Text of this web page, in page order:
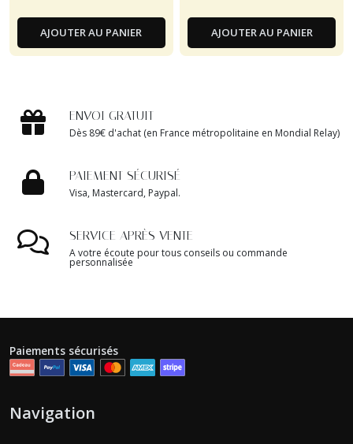
AJOUTER AU PANIER AJOUTER AU PANIER
ENVOI GRATUIT
Dès 89€ d'achat (en France métropolitaine en Mondial Relay)
PAIEMENT SÉCURISÉ
Visa, Mastercard, Paypal.
SERVICE APRÈS VENTE
A votre écoute pour tous conseils ou commande
personnalisée
Paiements sécurisés
Navigation